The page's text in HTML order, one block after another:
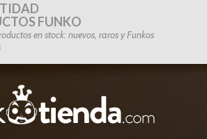
FUNKO
en stock: nuevos, raros y Funkos